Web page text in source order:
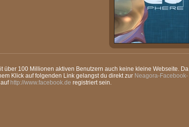
über 100 Millionen aktiven Benutzern auch keine kleine Webseite. Da
Klick auf folgenden Link gelangst du direkt zur Neagora-Facebook-
http://www.facebook.de registriert sein.